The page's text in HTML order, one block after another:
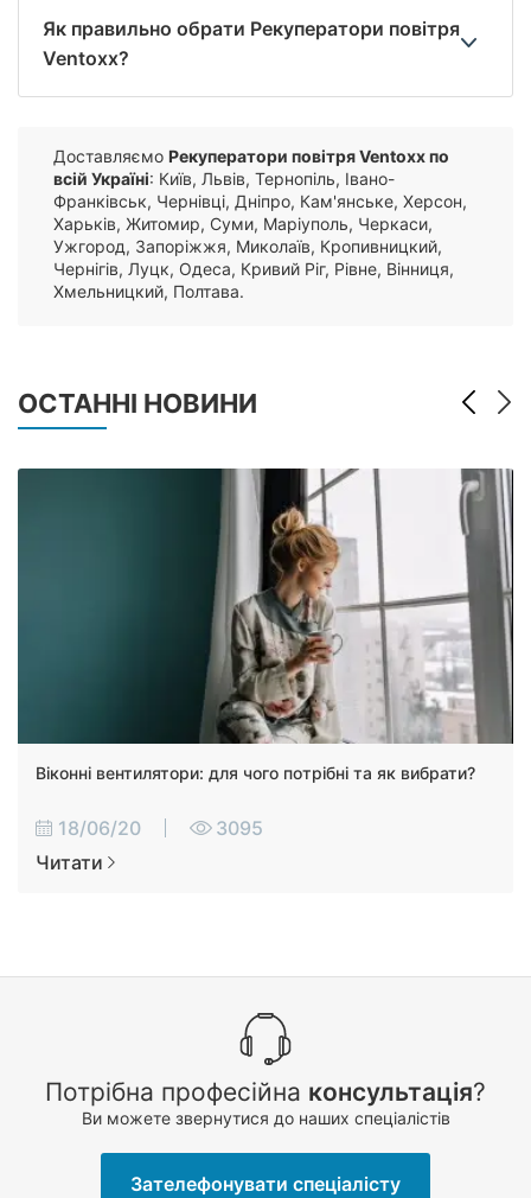
Як правильно обрати Рекуператори повітря
Ventoxx?
Доставляємо Рекуператори повітря Ventoxx по
всій Україні: Київ, Львів, Тернопіль, Івано-
Франківськ, Чернівці, Дніпро, Кам'янське, Херсон,
Харьків, Житомир, Суми, Маріуполь, Черкаси,
Ужгород, Запоріжжя, Миколаїв, Кропивницкий,
Чернігів, Луцк, Одеса, Кривий Ріг, Рівне, Вінниця,
Хмельницкий, Полтава.
ОСТАННІ НОВИНИ
Віконні вентилятори: для чого потрібні та як вибрати?
18/06/20
3095
Читати
Потрібна професійна консультація?
Ви можете звернутися до наших спеціалістів
Зателефонувати спеціалісту